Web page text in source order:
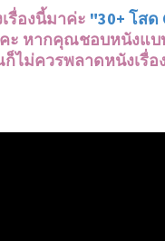
รื่องนี้มาค่ะ "30+ โสด
ะ หากคุณชอบหนังแบ
ไม่ควรพลาดหนังเรื่อ